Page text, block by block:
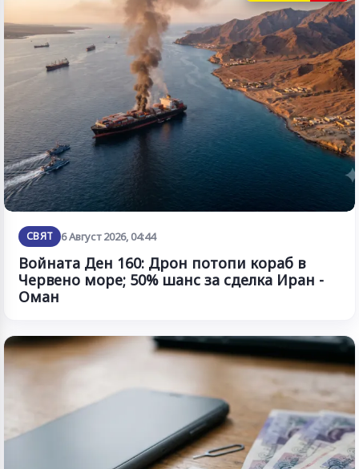
СВЯТ 6 Август 2026, 04:44
Войната Ден 160: Дрон потопи кораб в
Червено море; 50% шанс за сделка Иран -
Оман